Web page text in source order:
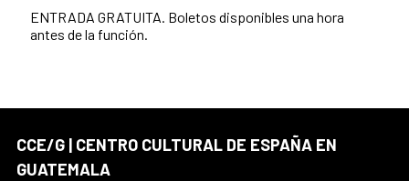
ENTRADA GRATUITA. Boletos disponibles una hora
antes de la función.
CCE/G | CENTRO CULTURAL DE ESPAÑA EN
GUATEMALA